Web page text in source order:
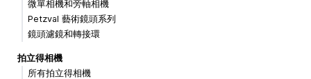
微單相機和旁軸相機
Petzval 藝術鏡頭系列
鏡頭濾鏡和轉接環
拍立得相機
所有拍立得相機